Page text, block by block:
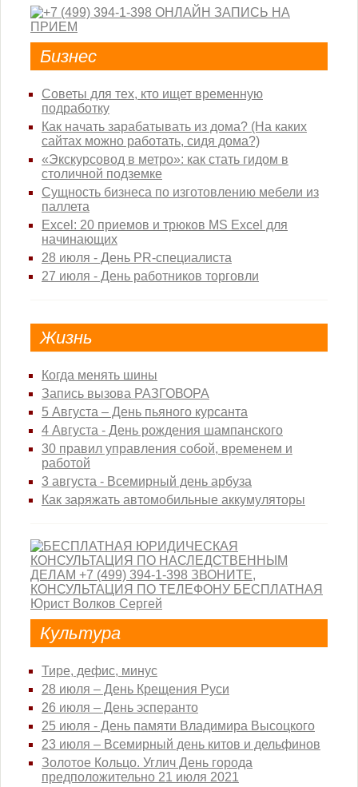
Бизнес
Советы для тех, кто ищет временную
подработку
Как начать зарабатывать из дома? (На каких
сайтах можно работать, сидя дома?)
«Экскурсовод в метро»: как стать гидом в
столичной подземке
Сущность бизнеса по изготовлению мебели из
паллета
Excel: 20 приемов и трюков MS Excel для
начинающих
28 июля - День PR-специалиста
27 июля - День работников торговли
Жизнь
Когда менять шины
Запись вызова РАЗГОВОРА
5 Августа – День пьяного курсанта
4 Августа - День рождения шампанского
30 правил управления собой, временем и
работой
3 августа - Всемирный день арбуза
Как заряжать автомобильные аккумуляторы
Культура
Тире, дефис, минус
28 июля – День Крещения Руси
26 июля – День эсперанто
25 июля - День памяти Владимира Высоцкого
23 июля – Всемирный день китов и дельфинов
Золотое Кольцо. Углич День города
предположительно 21 июля 2021